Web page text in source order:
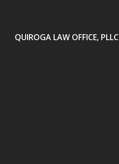
QUIROGA LAW OFFICE, PLLC